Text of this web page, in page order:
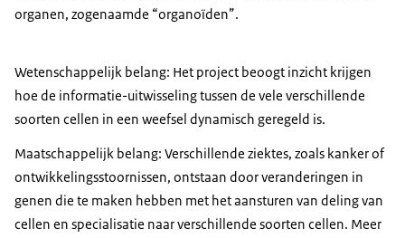
organen, zogenaamde “organoïden”.
Wetenschappelijk belang: Het project beoogt inzicht krijgen
hoe de informatie-uitwisseling tussen de vele verschillende
soorten cellen in een weefsel dynamisch geregeld is.
Maatschappelijk belang: Verschillende ziektes, zoals kanker of
ontwikkelingsstoornissen, ontstaan door veranderingen in
genen die te maken hebben met het aansturen van deling van
cellen en specialisatie naar verschillende soorten cellen. Meer